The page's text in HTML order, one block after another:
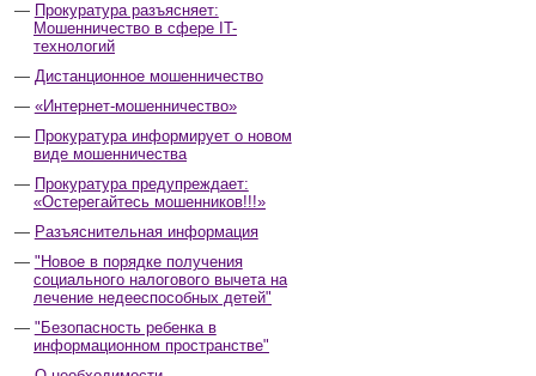
Прокуратура разъясняет:
Мошенничество в сфере IT-
технологий
Дистанционное мошенничество
«Интернет-мошенничество»
Прокуратура информирует о новом
виде мошенничества
Прокуратура предупреждает:
«Остерегайтесь мошенников!!!»
Разъяснительная информация
"Новое в порядке получения
социального налогового вычета на
лечение недееспособных детей"
"Безопасность ребенка в
информационном пространстве"